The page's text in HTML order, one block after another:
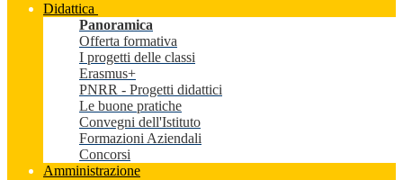
Didattica
Panoramica
Offerta formativa
I progetti delle classi
Erasmus+
PNRR - Progetti didattici
Le buone pratiche
Convegni dell'Istituto
Formazioni Aziendali
Concorsi
Amministrazione